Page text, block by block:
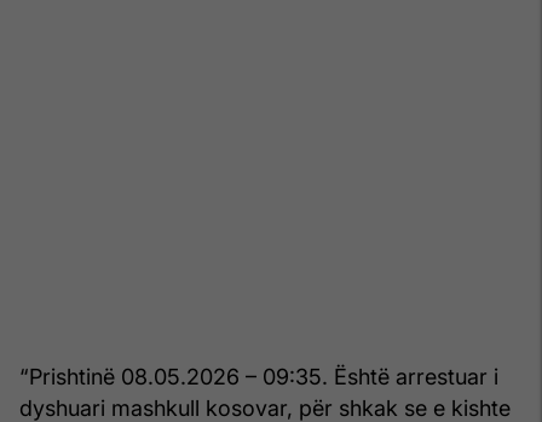
“Prishtinë 08.05.2026 – 09:35. Është arrestuar i
dyshuari mashkull kosovar, për shkak se e kishte